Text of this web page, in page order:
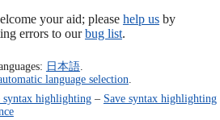
your aid; please help usby
errors to ourbug list.
日本語.
language selection.
syntax highlighting– Save syntax highlighting